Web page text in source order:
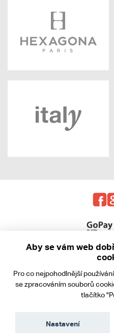
Ochrana
Aby se vám web
Pro co nejpohodlnější
se zpracováním souborů
tlačítko
Nastavení